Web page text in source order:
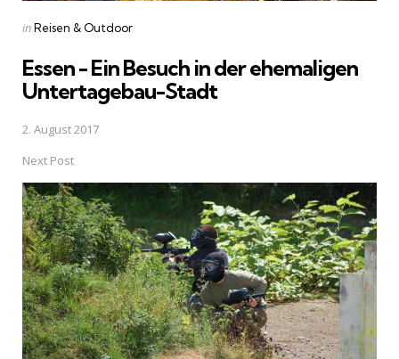
Posted
inReisen & Outdoor
Essen - Ein Besuch in der ehemaligen
Untertagebau-Stadt
2. August 2017
Next Post